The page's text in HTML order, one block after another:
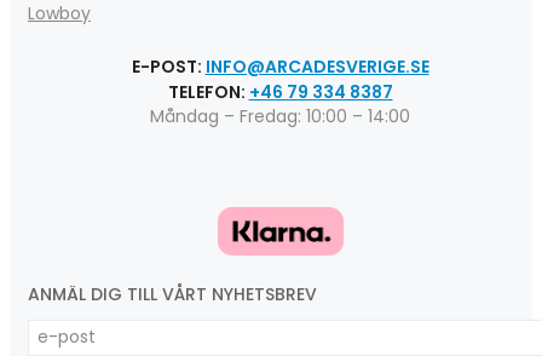
Lowboy
E-POST: INFO@ARCADESVERIGE.SE
TELEFON: +46 79 334 8387
Måndag – Fredag: 10:00 – 14:00
ANMÄL DIG TILL VÅRT NYHETSBREV